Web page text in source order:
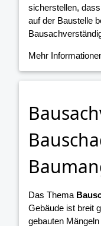
sicherstellen,
auf der Baustelle
Mehr
Das Thema
Gebäude ist breit
gebauten